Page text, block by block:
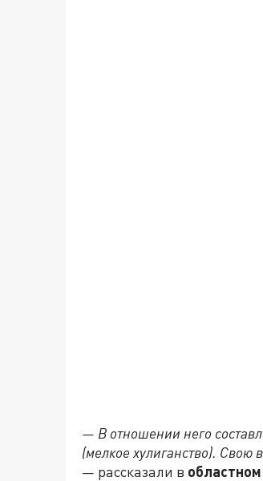
— В отношении него
(мелкое хулиганство).
— рассказали в